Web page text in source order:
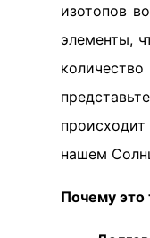
изотопов
элементы,
нашем
Почему это